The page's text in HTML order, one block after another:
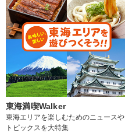
東海満喫Walker
東海エリアを楽しむためのニュースや
トピックスを大特集